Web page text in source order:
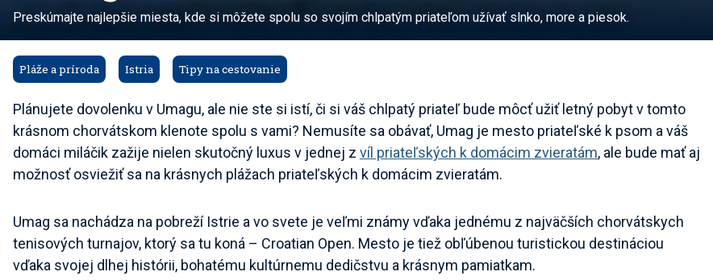
Preskúmajte najlepšie miesta, kde si môžete spolu so svojím chlpatým priateľom užívať slnko, more a piesok.
Pláže a príroda Istria Tipy na cestovanie
Plánujete dovolenku v Umagu, ale nie ste si istí, či si váš chlpatý priateľ bude môcť užiť letný pobyt v tomto
krásnom chorvátskom klenote spolu s vami? Nemusíte sa obávať, Umag je mesto priateľské k psom a váš
domáci miláčik zažije nielen skutočný luxus v jednej z víl priateľských k domácim zvieratám, ale bude mať aj
možnosť osviežiť sa na krásnych plážach priateľských k domácim zvieratám.
Umag sa nachádza na pobreží Istrie a vo svete je veľmi známy vďaka jednému z najväčších chorvátskych
tenisových turnajov, ktorý sa tu koná – Croatian Open. Mesto je tiež obľúbenou turistickou destináciou
vďaka svojej dlhej histórii, bohatému kultúrnemu dedičstvu a krásnym pamiatkam.